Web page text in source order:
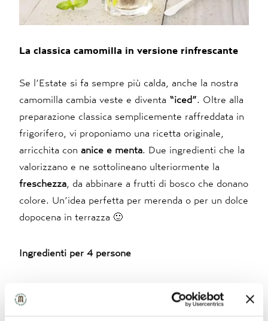
La classica camomilla in versione rinfrescante
Se l’Estate si fa sempre più calda, anche la nostra
camomilla cambia veste e diventa “iced” . Oltre alla
preparazione classica semplicemente raffreddata in
frigorifero, vi proponiamo una ricetta originale,
arricchita con anice e menta . Due ingredienti che la
valorizzano e ne sottolineano ulteriormente la
freschezza , da abbinare a frutti di bosco che donano
colore. Un’idea perfetta per merenda o per un dolce
dopocena in terrazza 🙂
Ingredienti per 4 persone